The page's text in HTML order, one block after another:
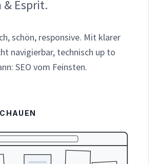
& Esprit.
schön, responsive. Mit klarer
navigierbar, technisch up to
SEO vom Feinsten.